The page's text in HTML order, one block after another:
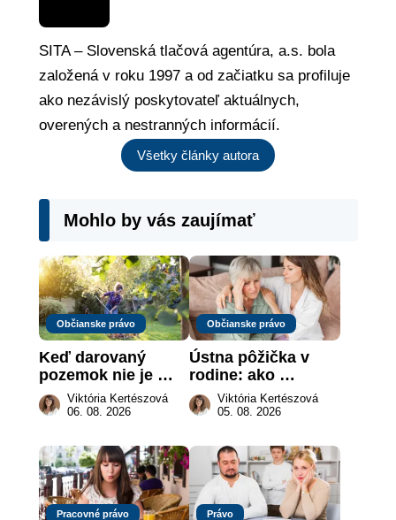
SITA – Slovenská tlačová agentúra, a.s. bola
založená v roku 1997 a od začiatku sa profiluje
ako nezávislý poskytovateľ aktuálnych,
overených a nestranných informácií.
Všetky články autora
Mohlo by vás zaujímať
Občianske právo
Keď darovaný
pozemok nie je
„hotová vec“: kedy
môže darca žiadať
Viktória Kertészová
06. 08. 2026
Občianske právo
Ústna pôžička v
rodine: ako
vymôcť peniaze,
keď na papieri nie
Viktória Kertészová
05. 08. 2026
Pracovné právo Právo